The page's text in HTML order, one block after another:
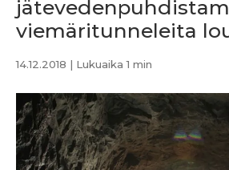
viemäritunneleita
14.12.2018 | Lukuaika 1 min